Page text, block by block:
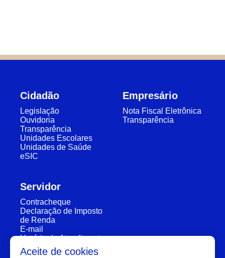
Cidadão
Legislação
Ouvidoria
Transparência
Unidades Escolares
Unidades de Saúde
eSIC
Empresário
Nota Fiscal Eletrônica
Transparência
Servidor
Contracheque
Declaração de Imposto
de Renda
E-mail
Horário de Atendimento
Segunda a Sexta: 7:30h à 11:30h e 13:00h à 16:00h
Aceite de cookies